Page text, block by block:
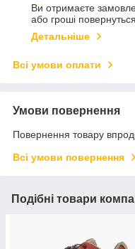
Ви отримаєте
або гроші
Детальніше
Всі умови оплати
Умови повернення
Повернення товару
Всі умови повернення
Подібні товари